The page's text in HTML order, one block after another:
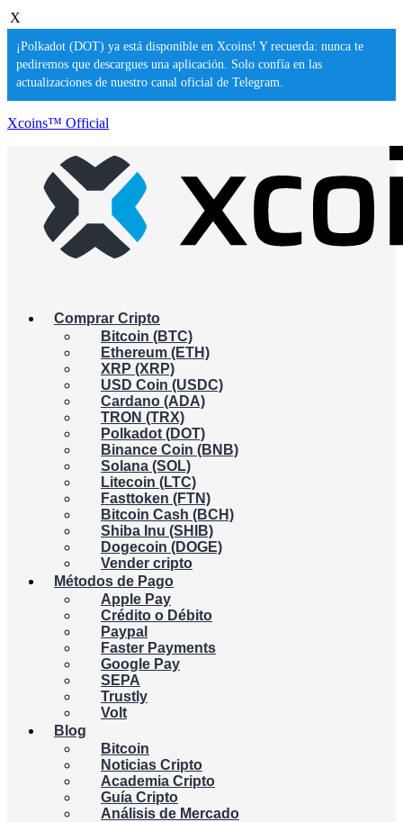
X
¡Polkadot (DOT) ya está disponible en Xcoins! Y recuerda: nunca te
pediremos que descargues una aplicación. Solo confía en las
actualizaciones de nuestro canal oficial de Telegram.
Xcoins™ Official
Comprar Cripto
Bitcoin (BTC)
Ethereum (ETH)
XRP (XRP)
USD Coin (USDC)
Cardano (ADA)
TRON (TRX)
Polkadot (DOT)
Binance Coin (BNB)
Solana (SOL)
Litecoin (LTC)
Fasttoken (FTN)
Bitcoin Cash (BCH)
Shiba Inu (SHIB)
Dogecoin (DOGE)
Vender cripto
Métodos de Pago
Apple Pay
Crédito o Débito
Paypal
Faster Payments
Google Pay
SEPA
Trustly
Volt
Blog
Bitcoin
Noticias Cripto
Academia Cripto
Guía Cripto
Análisis de Mercado